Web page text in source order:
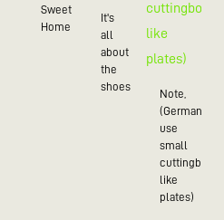
Sweet
Home
It's
all
about
the
shoes
Note,
(Germans
use
small
cuttingboards
like
plates)